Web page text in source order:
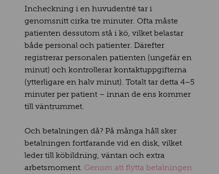
Incheckning i en huvudentré tar i
genomsnitt cirka tre minuter. Ofta måste
patienten dessutom stå i kö, vilket belastar
både personal och patienter. Därefter
registrerar personalen patienten (ungefär en
minut) och kontrollerar kontaktuppgifterna
(ytterligare en halv minut). Totalt tar detta 4–5
minuter per patient – innan de ens kommer
till väntrummet.
Och betalningen då? På många håll sker
betalningen fortfarande vid en disk, vilket
leder till köbildning, väntan och extra
arbetsmoment. Genom att flytta betalningen